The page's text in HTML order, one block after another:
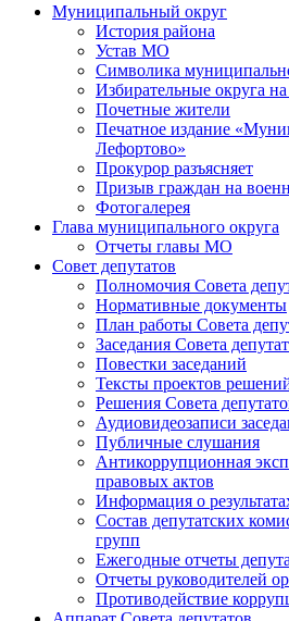
Муниципальный округ
История района
Устав МО
Символика
Избирательные округа
Почетные жители
Печатное издание
Лефортово»
Прокурор разъясняет
Призыв граждан на
Фотогалерея
Глава муниципального округа
Отчеты главы МО
Совет депутатов
Полномочия Совета
Нормативные документы
План работы Совета
Заседания Cовета
Повестки заседаний
Тексты проектов
Решения Совета
Аудиовидеозаписи
Публичные слушания
Антикоррупционная
правовых актов
Информация о
Состав депутатских
групп
Ежегодные отчеты
Отчеты руководителей
Противодействие